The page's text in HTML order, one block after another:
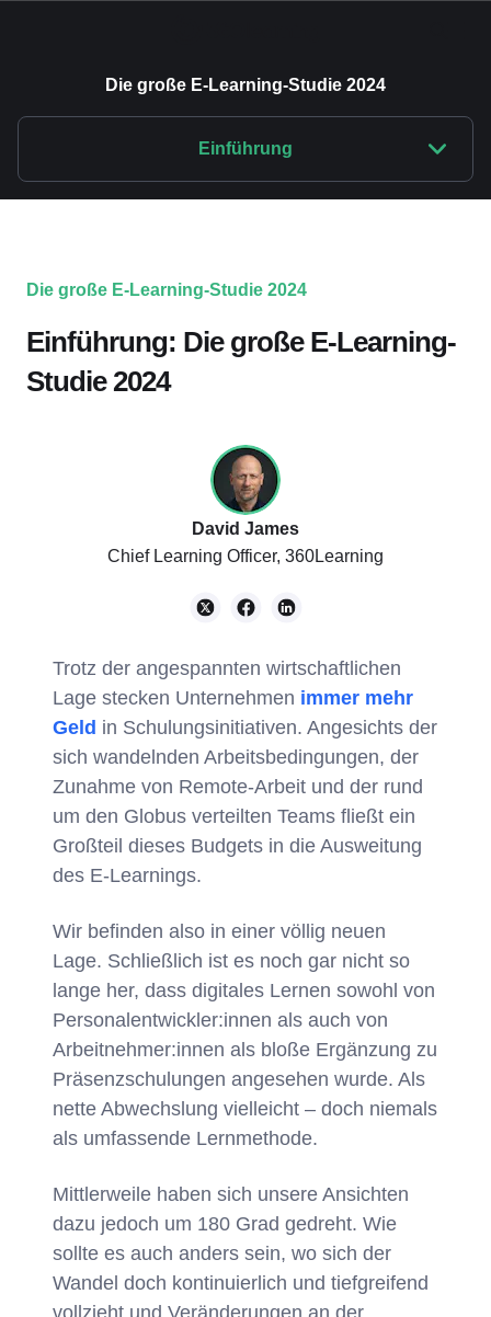
Die große E-Learning-Studie 2024
Einführung
Die große E-Learning-Studie 2024
Einführung: Die große E-Learning-
Studie 2024
David James
Chief Learning Officer, 360Learning
Trotz der angespannten wirtschaftlichen
Lage stecken Unternehmen immer mehr
Geld in Schulungsinitiativen. Angesichts der
sich wandelnden Arbeitsbedingungen, der
Zunahme von Remote-Arbeit und der rund
um den Globus verteilten Teams fließt ein
Großteil dieses Budgets in die Ausweitung
des E-Learnings.
Wir befinden also in einer völlig neuen
Lage. Schließlich ist es noch gar nicht so
lange her, dass digitales Lernen sowohl von
Personalentwickler:innen als auch von
Arbeitnehmer:innen als bloße Ergänzung zu
Präsenzschulungen angesehen wurde. Als
nette Abwechslung vielleicht – doch niemals
als umfassende Lernmethode.
Mittlerweile haben sich unsere Ansichten
dazu jedoch um 180 Grad gedreht. Wie
sollte es auch anders sein, wo sich der
Wandel doch kontinuierlich und tiefgreifend
vollzieht und Veränderungen an der